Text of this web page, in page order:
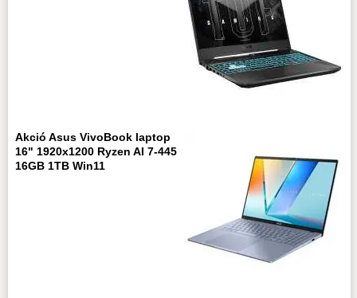
Akció Asus VivoBook laptop
16" 1920x1200 Ryzen AI 7-445
16GB 1TB Win11